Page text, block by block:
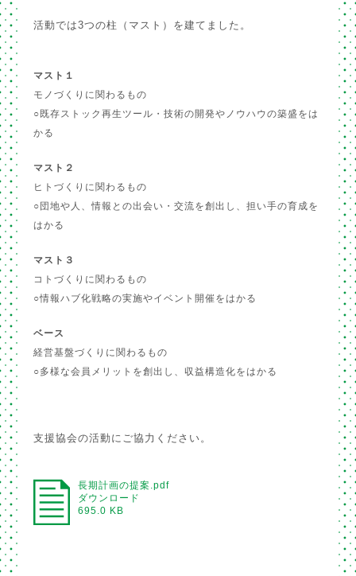
活動では3つの柱（マスト）を建てました。
マスト１
モノづくりに関わるもの
○既存ストック再生ツール・技術の開発やノウハウの築盛をは
かる
マスト２
ヒトづくりに関わるもの
○団地や人、情報との出会い・交流を創出し、担い手の育成を
はかる
マスト３
コトづくりに関わるもの
○情報ハブ化戦略の実施やイベント開催をはかる
ベース
経営基盤づくりに関わるもの
○多様な会員メリットを創出し、収益構造化をはかる
支援協会の活動にご協力ください。
長期計画の提案.pdf
ダウンロード
695.0 KB